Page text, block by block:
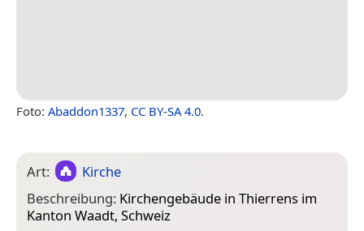
Foto: Abaddon1337, CC BY-SA 4.0.
Art:
Kirche
Beschreibung: Kirchengebäude in Thierrens im
Kanton Waadt, Schweiz